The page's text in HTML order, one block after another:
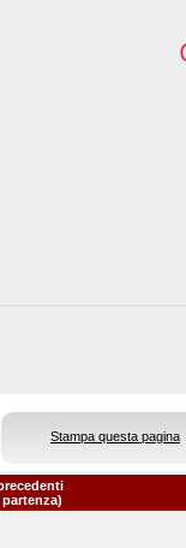
Stampa questa pagina